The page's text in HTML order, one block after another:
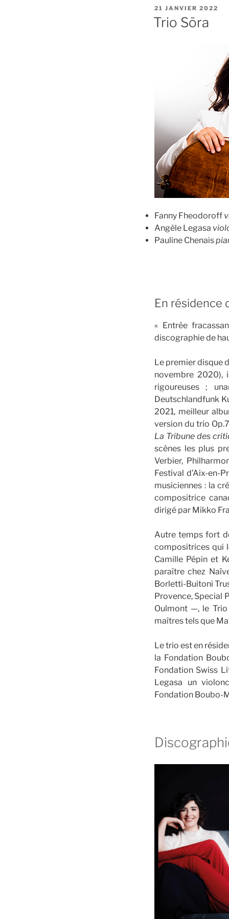
PUBLIÉ
LE
21 JANVIER 2022
Trio Sōra
Fanny Fheodoroff
Angèle Legasa
Pauline Chenais
En résidence
« Entrée
discographie de
Le premier disque
novembre 2020),
rigoureuses ;
Deutschlandfunk
2021, meilleur
version du trio
La Tribune des
scènes les plus
Verbier,
Festival d’Aix-en-
musiciennes : la
compositrice
dirigé par Mikko
Autre temps fort
compositrices qui
Camille Pépin et
paraître chez
Borletti-Buitoni
Provence, Special
Oulmont —, le
maîtres tels que
Le trio est en
la Fondation
Fondation Swiss
Legasa un
Fondation Boubo-